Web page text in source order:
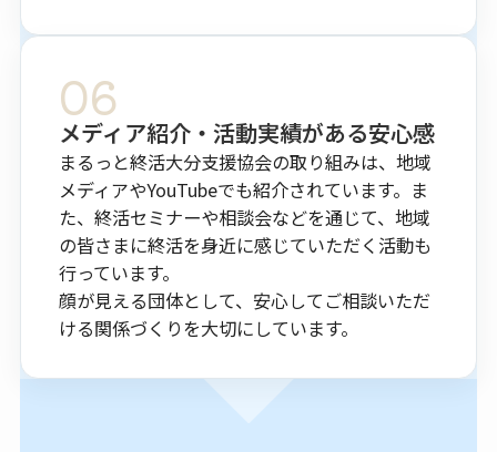
06
メディア紹介・活動実績が​ある​安心感
まるっと終活大分支援協会の取り組みは、地域
メディアやYouTubeでも紹介されています。ま
た、終活セミナーや相談会などを通じて、地域
の皆さまに終活を身近に感じていただく活動も
行っています。
顔が見える団体として、安心してご相談いただ
ける関係づくりを大切にしています。